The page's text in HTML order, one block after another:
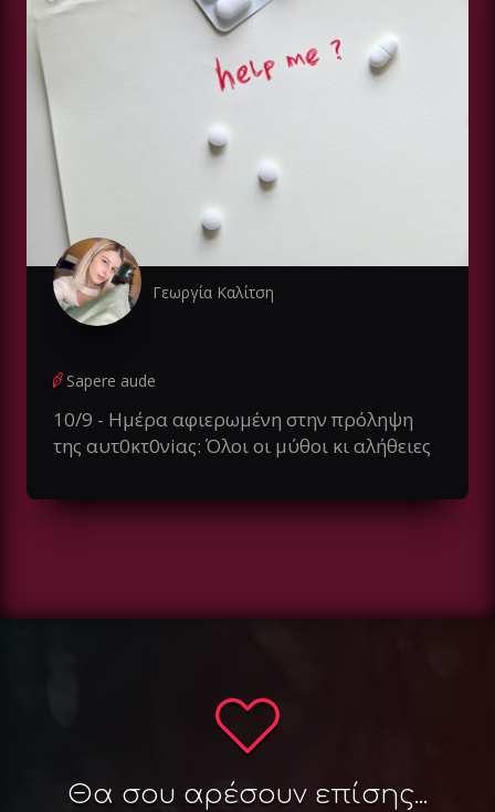
Γεωργία Καλίτση
Sapere aude
10/9 - Ημέρα αφιερωμένη στην πρόληψη
της αυτ0κτ0νiας: Όλοι οι μύθοι κι αλήθειες
Θα σου αρέσουν επίσης...